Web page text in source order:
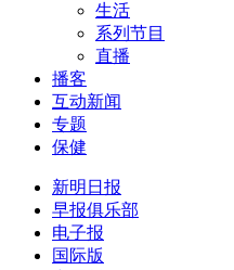
生活
系列节目
直播
播客
互动新闻
专题
保健
新明日报
早报俱乐部
电子报
国际版